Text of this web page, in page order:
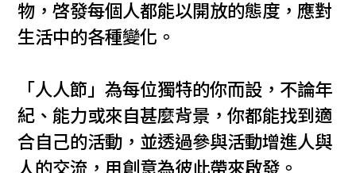
物，啓發每個人都能以開放的態度，應對
生活中的各種變化。
「人人節」為每位獨特的你而設，不論年
紀、能力或來自甚麼背景，你都能找到適
合自己的活動，並透過參與活動增進人與